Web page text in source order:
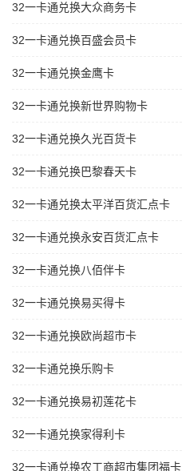
32一卡通兑换大众商务卡
32一卡通兑换百盛会员卡
32一卡通兑换金鹰卡
32一卡通兑换新世界购物卡
32一卡通兑换久光百货卡
32一卡通兑换巴黎春天卡
32一卡通兑换太平洋百货汇点卡
32一卡通兑换永安百货汇点卡
32一卡通兑换八佰伴卡
32一卡通兑换易买得卡
32一卡通兑换欧尚超市卡
32一卡通兑换乐购卡
32一卡通兑换易初莲花卡
32一卡通兑换家得利卡
32一卡通兑换农工商超市集团福卡